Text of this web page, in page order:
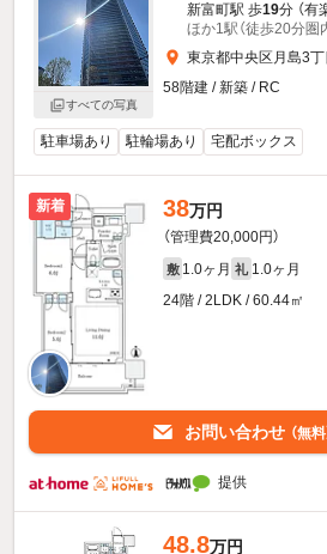
すべての写真
新富町駅 歩19分 （有
ほか1駅（徒歩20分圏
東京都中央区月島3丁
58階建 / 新築 / RC
駐車場あり 駐輪場あり 宅配ボックス
新着 38万円
（管理費20,000円）
敷 1.0ヶ月 礼 1.0ヶ月
24階 / 2LDK / 60.44㎡
お問い合わせ （無料
提供
48.8万円